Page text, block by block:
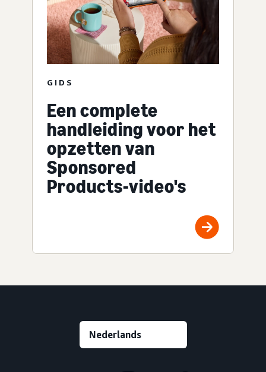
GIDS
Een complete
handleiding voor het
opzetten van
Sponsored
Products-video's